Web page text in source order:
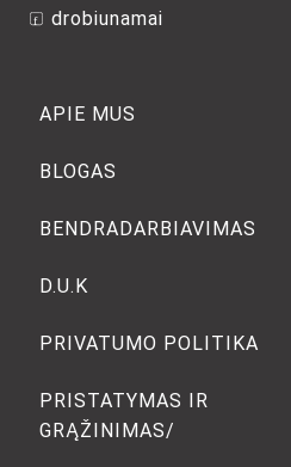
APIE MUS
BLOGAS
BENDRADARBIAVIMAS
D.U.K
PRIVATUMO POLITIKA
PRISTATYMAS IR
GRĄŽINIMAS/
drobiunamai